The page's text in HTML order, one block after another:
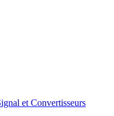
et Convertisseurs